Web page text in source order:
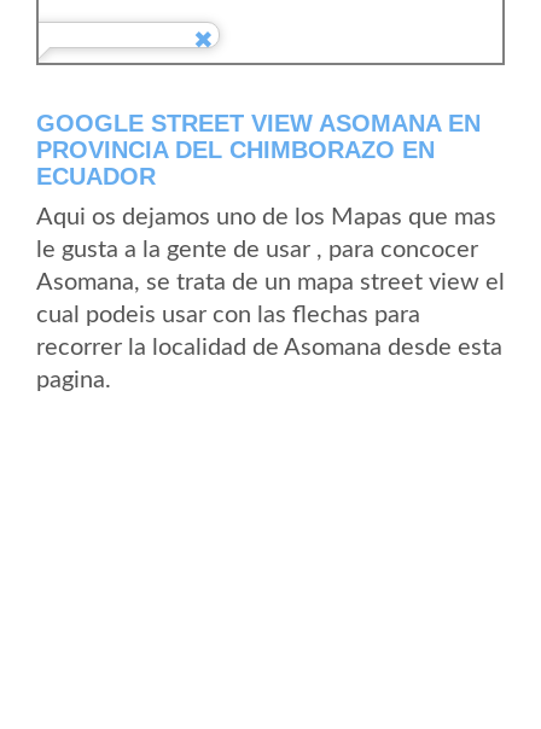
GOOGLE STREET VIEW ASOMANA EN
PROVINCIA DEL CHIMBORAZO EN
ECUADOR
Aqui os dejamos uno de los Mapas que mas
le gusta a la gente de usar , para concocer
Asomana, se trata de un mapa street view el
cual podeis usar con las flechas para
recorrer la localidad de Asomana desde esta
pagina.